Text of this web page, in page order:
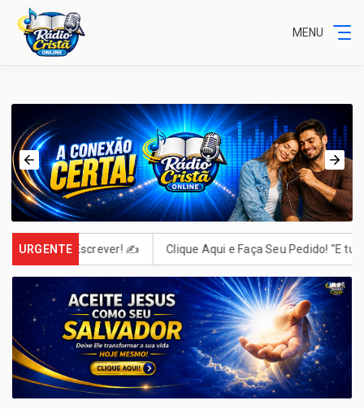
MENU
URGENTE
Escrever! ✍️ Clique Aqui e Faça Seu Pedido! "E tudo o